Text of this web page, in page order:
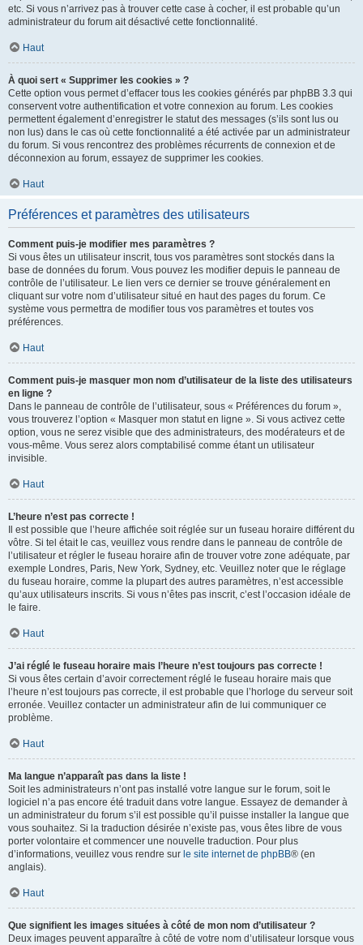
etc. Si vous n’arrivez pas à trouver cette case à cocher, il est probable qu’un
administrateur du forum ait désactivé cette fonctionnalité.
Haut
À quoi sert « Supprimer les cookies » ?
Cette option vous permet d’effacer tous les cookies générés par phpBB 3.3 qui
conservent votre authentification et votre connexion au forum. Les cookies
permettent également d’enregistrer le statut des messages (s’ils sont lus ou
non lus) dans le cas où cette fonctionnalité a été activée par un administrateur
du forum. Si vous rencontrez des problèmes récurrents de connexion et de
déconnexion au forum, essayez de supprimer les cookies.
Haut
Préférences et paramètres des utilisateurs
Comment puis-je modifier mes paramètres ?
Si vous êtes un utilisateur inscrit, tous vos paramètres sont stockés dans la
base de données du forum. Vous pouvez les modifier depuis le panneau de
contrôle de l’utilisateur. Le lien vers ce dernier se trouve généralement en
cliquant sur votre nom d’utilisateur situé en haut des pages du forum. Ce
système vous permettra de modifier tous vos paramètres et toutes vos
préférences.
Haut
Comment puis-je masquer mon nom d’utilisateur de la liste des utilisateurs
en ligne ?
Dans le panneau de contrôle de l’utilisateur, sous « Préférences du forum »,
vous trouverez l’option « Masquer mon statut en ligne ». Si vous activez cette
option, vous ne serez visible que des administrateurs, des modérateurs et de
vous-même. Vous serez alors comptabilisé comme étant un utilisateur
invisible.
Haut
L’heure n’est pas correcte !
Il est possible que l’heure affichée soit réglée sur un fuseau horaire différent du
vôtre. Si tel était le cas, veuillez vous rendre dans le panneau de contrôle de
l’utilisateur et régler le fuseau horaire afin de trouver votre zone adéquate, par
exemple Londres, Paris, New York, Sydney, etc. Veuillez noter que le réglage
du fuseau horaire, comme la plupart des autres paramètres, n’est accessible
qu’aux utilisateurs inscrits. Si vous n’êtes pas inscrit, c’est l’occasion idéale de
le faire.
Haut
J’ai réglé le fuseau horaire mais l’heure n’est toujours pas correcte !
Si vous êtes certain d’avoir correctement réglé le fuseau horaire mais que
l’heure n’est toujours pas correcte, il est probable que l’horloge du serveur soit
erronée. Veuillez contacter un administrateur afin de lui communiquer ce
problème.
Haut
Ma langue n’apparaît pas dans la liste !
Soit les administrateurs n’ont pas installé votre langue sur le forum, soit le
logiciel n’a pas encore été traduit dans votre langue. Essayez de demander à
un administrateur du forum s’il est possible qu’il puisse installer la langue que
vous souhaitez. Si la traduction désirée n’existe pas, vous êtes libre de vous
porter volontaire et commencer une nouvelle traduction. Pour plus
d’informations, veuillez vous rendre sur le site internet de phpBB® (en
anglais).
Haut
Que signifient les images situées à côté de mon nom d’utilisateur ?
Deux images peuvent apparaître à côté de votre nom d’utilisateur lorsque vous